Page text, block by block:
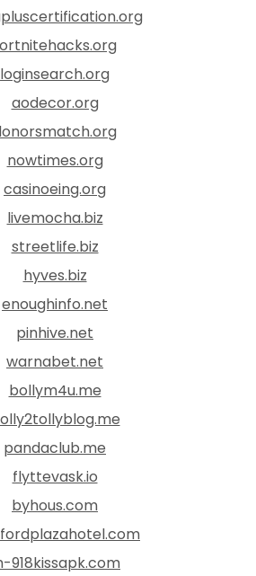
loginsearch.org
aodecor.org
nowtimes.org
casinoeing.org
livemocha.biz
streetlife.biz
hyves.biz
enoughinfo.net
pinhive.net
warnabet.net
bollym4u.me
pandaclub.me
flyttevask.io
byhous.com
918kissapk.com